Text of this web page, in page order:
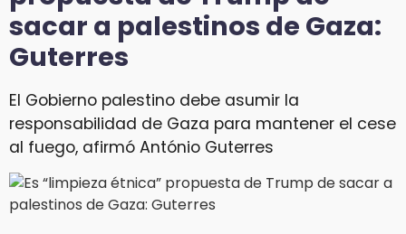
sacar a palestinos de Gaza:
Guterres
El Gobierno palestino debe asumir la
responsabilidad de Gaza para mantener el cese
al fuego, afirmó António Guterres